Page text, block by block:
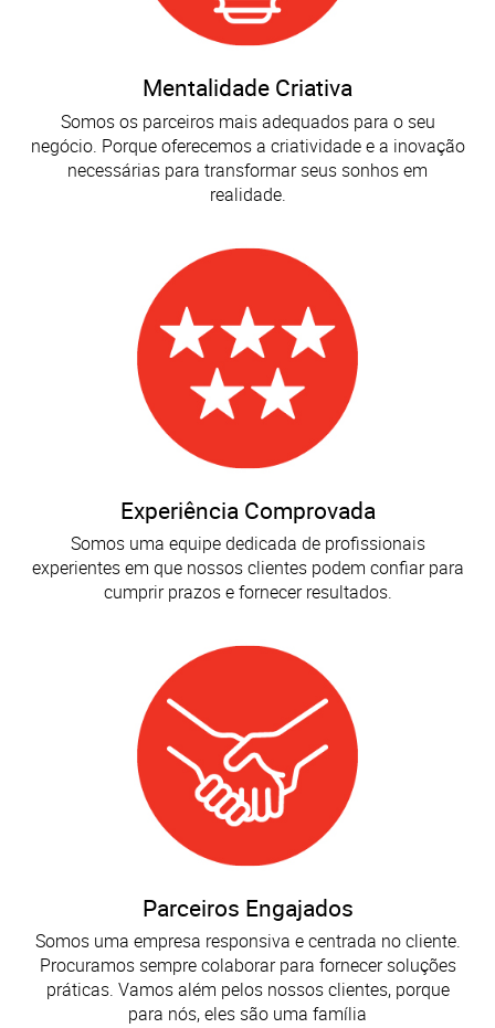
Mentalidade Criativa
Somos os parceiros mais adequados para o seu
negócio. Porque oferecemos a criatividade e a inovação
necessárias para transformar seus sonhos em
realidade.
Experiência Comprovada
Somos uma equipe dedicada de profissionais
experientes em que nossos clientes podem confiar para
cumprir prazos e fornecer resultados.
Parceiros Engajados
Somos uma empresa responsiva e centrada no cliente.
Procuramos sempre colaborar para fornecer soluções
práticas. Vamos além pelos nossos clientes, porque
para nós, eles são uma família